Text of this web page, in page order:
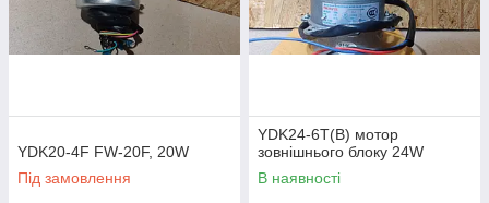
YDK20-4F FW-20F, 20W
Під замовлення
YDK24-6T(B) мотор
зовнішнього блоку 24W
В наявності